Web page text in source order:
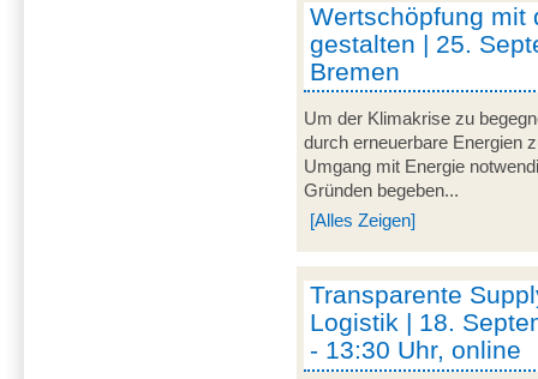
Wertschöpfung mit
gestalten | 25.
Bremen
Um der Klimakrise zu
durch erneuerbare Energien
Umgang mit Energie
Gründen begeben...
[Alles Zeigen]
Transparente
Logistik | 18.
- 13:30 Uhr, online